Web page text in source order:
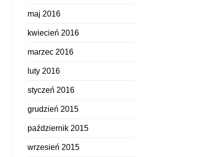
maj 2016
kwiecień 2016
marzec 2016
luty 2016
styczeń 2016
grudzień 2015
październik 2015
wrzesień 2015